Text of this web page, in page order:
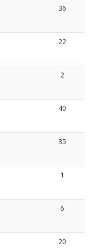
36
22
2
40
35
1
6
20